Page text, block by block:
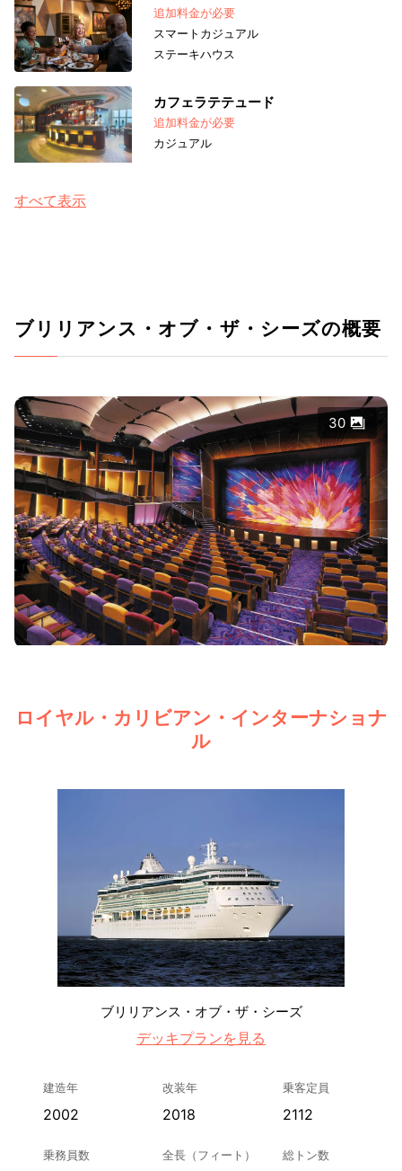
追加料金が必要
スマートカジュアル
ステーキハウス
カフェラテテュード
追加料金が必要
カジュアル
すべて表示
ブリリアンス・オブ・ザ・シーズの概要
30
ロイヤル・カリビアン・インターナショナ
ル
ブリリアンス・オブ・ザ・シーズ
デッキプランを見る
建造年
2002
改装年
2018
乗客定員
2112
乗務員数 全長（フィート） 総トン数